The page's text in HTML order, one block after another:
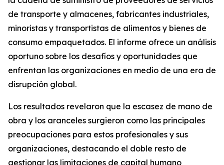
de transporte y almacenes, fabricantes industriales,
minoristas y transportistas de alimentos y bienes de
consumo empaquetados. El informe ofrece un análisis
oportuno sobre los desafíos y oportunidades que
enfrentan las organizaciones en medio de una era de
disrupción global.
Los resultados revelaron que la escasez de mano de
obra y los aranceles surgieron como las principales
preocupaciones para estos profesionales y sus
organizaciones, destacando el doble resto de
gestionar las limitaciones de capital humano